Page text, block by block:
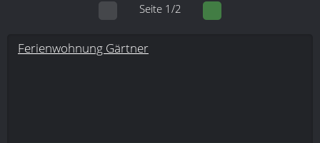
Seite 1/2
Ferienwohnung Gärtner